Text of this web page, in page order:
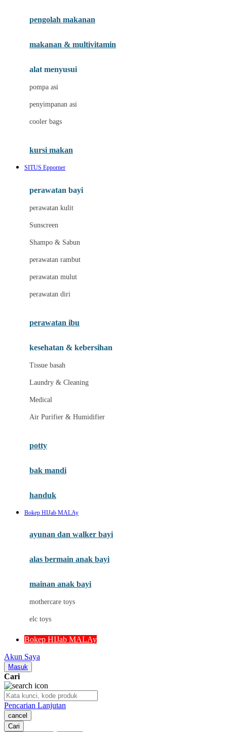
Joolz
Leclerc
Lee Vierra
Lillebaby
Little Bird Told Me
Little Miss Janis
London Taxi
Love To Dream
M
Magformers
Mamaway
Maxi Cosi
Megabloks
Micro
MiDeer
Moby
My Buddy Tag
My K
Oh Ma Grain
pengolah makanan
makanan & multivitamin
alat menyusui
pompa asi
penyimpanan asi
cooler bags
kursi makan
SITUS Epporner
perawatan bayi
perawatan kulit
Sunscreen
Shampo & Sabun
perawatan rambut
perawatan mulut
perawatan diri
perawatan ibu
kesehatan & kebersihan
Tissue basah
Laundry & Cleaning
Medical
Air Purifier & Humidifier
potty
bak mandi
handuk
Bokep HIJab MALAy
ayunan dan walker bayi
alas bermain anak bayi
mainan anak bayi
mothercare toys
elc toys
Bokep HIJab MALAy
Akun Saya
Masuk
Cari
Pencarian Lanjutan
cancel
Cari